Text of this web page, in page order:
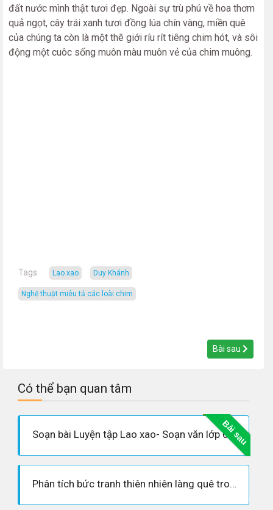
đất nước mình thật tươi đẹp. Ngoài sự trù phú về hoa thơm
quả ngọt, cây trái xanh tươi đồng lúa chín vàng, miền quê
của chúng ta còn là một thê giới ríu rít tiêng chim hót, và sôi
động một cuôc sống muôn màu muôn vẻ của chim muông.
Tags Lao xao Duy Khánh
nghệ thuật miêu tả các loài chim
Bài sau
Có thể bạn quan tâm
Bài sau
Soạn bài Luyện tập Lao xao- Soạn văn lớp 6
Phân tích bức tranh thiên nhiên làng quê trong bài “Lao xao”